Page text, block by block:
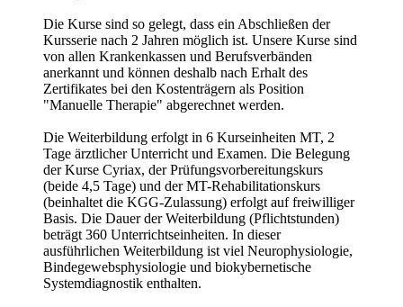
Die Kurse sind so gelegt, dass ein Abschließen der
Kursserie nach 2 Jahren möglich ist. Unsere Kurse sind
von allen Krankenkassen und Berufsverbänden
anerkannt und können deshalb nach Erhalt des
Zertifikates bei den Kostenträgern als Position
"Manuelle Therapie" abgerechnet werden.
Die Weiterbildung erfolgt in 6 Kurseinheiten MT, 2
Tage ärztlicher Unterricht und Examen. Die Belegung
der Kurse Cyriax, der Prüfungsvorbereitungskurs
(beide 4,5 Tage) und der MT-Rehabilitationskurs
(beinhaltet die KGG-Zulassung) erfolgt auf freiwilliger
Basis. Die Dauer der Weiterbildung (Pflichtstunden)
beträgt 360 Unterrichtseinheiten. In dieser
ausführlichen Weiterbildung ist viel Neurophysiologie,
Bindegewebsphysiologie und biokybernetische
Systemdiagnostik enthalten.